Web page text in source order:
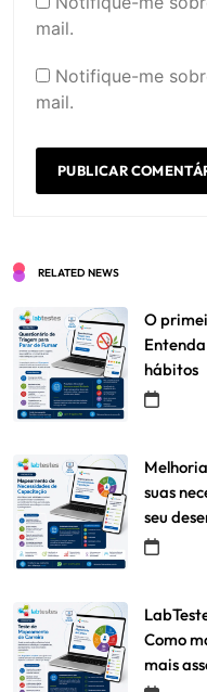
mail.
Notifique-me
mail.
RELATED NEWS
O
hábitos
suas
seu
Como
mais